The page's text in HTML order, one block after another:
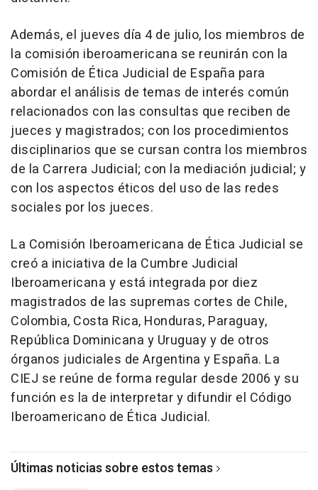
Además, el jueves día 4 de julio, los miembros de
la comisión iberoamericana se reunirán con la
Comisión de Ética Judicial de España para
abordar el análisis de temas de interés común
relacionados con las consultas que reciben de
jueces y magistrados; con los procedimientos
disciplinarios que se cursan contra los miembros
de la Carrera Judicial; con la mediación judicial; y
con los aspectos éticos del uso de las redes
sociales por los jueces.
La Comisión Iberoamericana de Ética Judicial se
creó a iniciativa de la Cumbre Judicial
Iberoamericana y está integrada por diez
magistrados de las supremas cortes de Chile,
Colombia, Costa Rica, Honduras, Paraguay,
República Dominicana y Uruguay y de otros
órganos judiciales de Argentina y España. La
CIEJ se reúne de forma regular desde 2006 y su
función es la de interpretar y difundir el Código
Iberoamericano de Ética Judicial.
Últimas noticias sobre estos temas